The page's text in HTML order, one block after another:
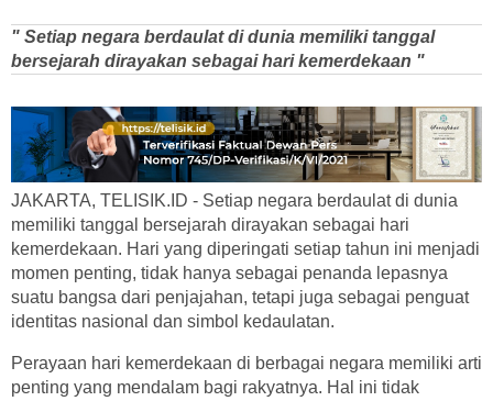
" Setiap negara berdaulat di dunia memiliki tanggal
bersejarah dirayakan sebagai hari kemerdekaan "
JAKARTA, TELISIK.ID - Setiap negara berdaulat di dunia
memiliki tanggal bersejarah dirayakan sebagai hari
kemerdekaan. Hari yang diperingati setiap tahun ini menjadi
momen penting, tidak hanya sebagai penanda lepasnya
suatu bangsa dari penjajahan, tetapi juga sebagai penguat
identitas nasional dan simbol kedaulatan.
Perayaan hari kemerdekaan di berbagai negara memiliki arti
penting yang mendalam bagi rakyatnya. Hal ini tidak